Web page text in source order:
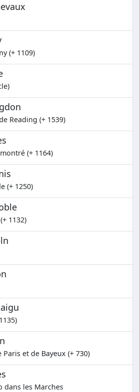
(+ 1109)
Reading (+ 1539)
(+ 1164)
(+ 1250)
1132)
Paris et de Bayeux (+ 730)
dans les Marches